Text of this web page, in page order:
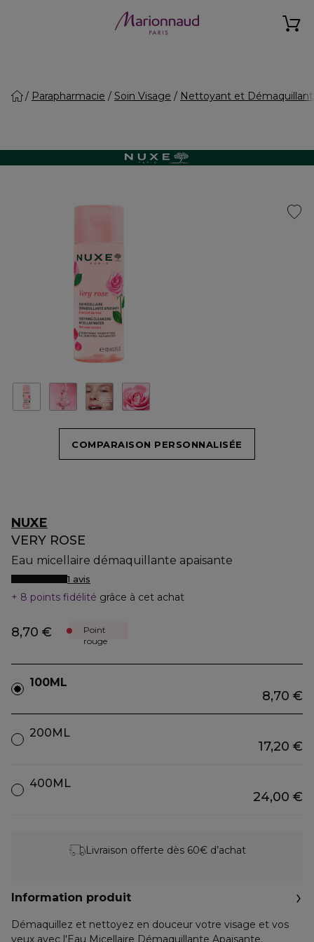
Parapharmacie Soin Visage Nettoyant et Démaquillant
COMPARAISON PERSONNALISÉE
NUXE
VERY ROSE
Eau micellaire démaquillante apaisante
1 avis
8 points fidélité grâce à cet achat
8,70 €
Point
rouge
100ML
8,70 €
200ML
17,20 €
400ML
24,00 €
Livraison offerte dès 60€ d’achat
Information produit
Démaquillez et nettoyez en douceur votre visage et vos
yeux avec l'Eau Micellaire Démaquillante Apaisante.